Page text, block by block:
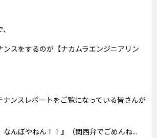
ンスをするのが【ナカムラエンジニアリン
ナンスレポートをご覧になっている皆さんが
なんぼやねん！！』（関西弁でごめんね...